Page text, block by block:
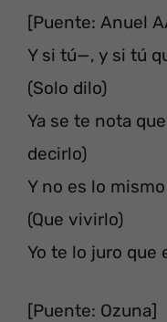
[Puente: Anuel
Y si tú—, y si tú
(Solo dilo)
Ya se te nota
decirlo)
Y no es lo
(Que vivirlo)
Yo te lo juro que
[Puente: Ozuna]